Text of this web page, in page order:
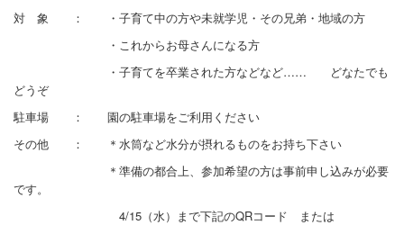
対 象 ： ・子育て中の方や未就学児・その兄弟・地域の方
・これからお母さんになる方
・子育てを卒業された方などなど…… どなたでも
どうぞ
駐車場 ： 園の駐車場をご利用ください
その他 ： ＊水筒など水分が摂れるものをお持ち下さい
＊準備の都合上、参加希望の方は事前申し込みが必要
です。
4/15（水）まで下記のQRコード または